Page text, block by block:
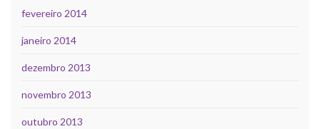
fevereiro 2014
janeiro 2014
dezembro 2013
novembro 2013
outubro 2013